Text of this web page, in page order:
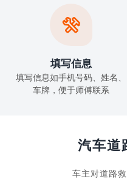

填写信息
填写信息如手机号码、姓名、
车牌，便于师傅联系
汽车道
车主对道路